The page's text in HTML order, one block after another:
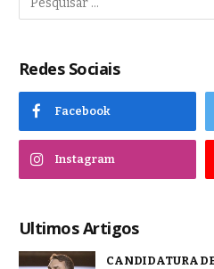
Redes Sociais
Facebook
Instagram
Ultimos Artigos
CANDIDATURA